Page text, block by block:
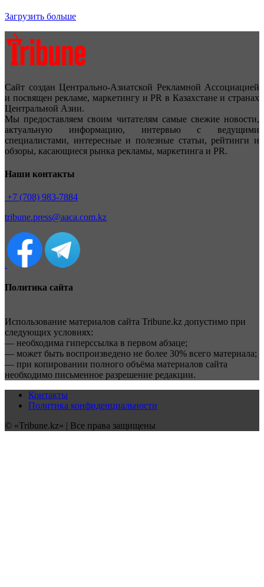
Загрузить больше
Сайт создан Центрально-Азиатской Рекламной Ассоциацией
и посвящен рекламе, маркетингу и PR в Казахстане и странах
Центральной Азии.
Мы предоставляем своим читателям самые свежие новости,
актуальную информацию, интервью с ведущими
специалистами, интересные и полезные статьи, рейтинги и
обзоры, касающиеся рынка рекламы, маркетинга и PR.
Наши контакты
+7 (708) 983-7884
tribune.press@aaca.com.kz
Политика сайта
Использование материалов сайта Tribune.kz допустимо при
следующих условиях:
— необходима гиперссылка в первом абзаце;
— может быть воспроизведено не более 30% всего материала;
— при копировании полного объёма материалов сайта
необходимо письменное разрешение редакции.
Контакты
Политика конфиденциальности
© «Tribune.kz» | Все права защищены